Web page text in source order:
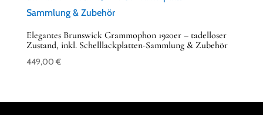
Elegantes Brunswick Grammophon 1920er – tadelloser
Zustand, inkl. Schelllackplatten-Sammlung & Zubehör
449,00 €